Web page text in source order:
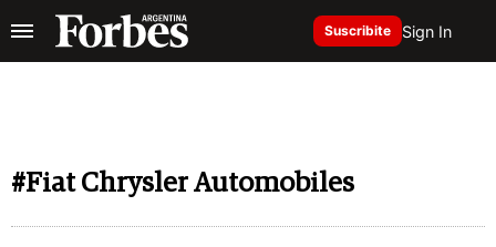
Suscribite Sign In
#Fiat Chrysler Automobiles